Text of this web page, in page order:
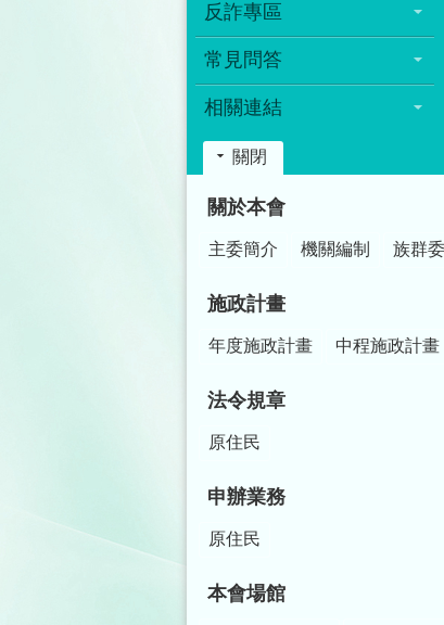
反詐專區
常見問答
相關連結
關閉
關於本會
主委簡介 機關編制 族群
施政計畫
年度施政計畫 中程施政計畫
法令規章
原住民
申辦業務
原住民
本會場館